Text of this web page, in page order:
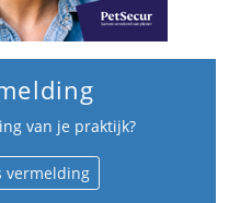
van je praktijk?
vermelding